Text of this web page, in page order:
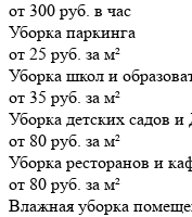
от 300 руб. в час
Уборка паркинга
от 25 руб. за м²
Уборка школ и
от 35 руб. за м²
Уборка детских садов
от 80 руб. за м²
Уборка ресторанов и
от 80 руб. за м²
Влажная уборка